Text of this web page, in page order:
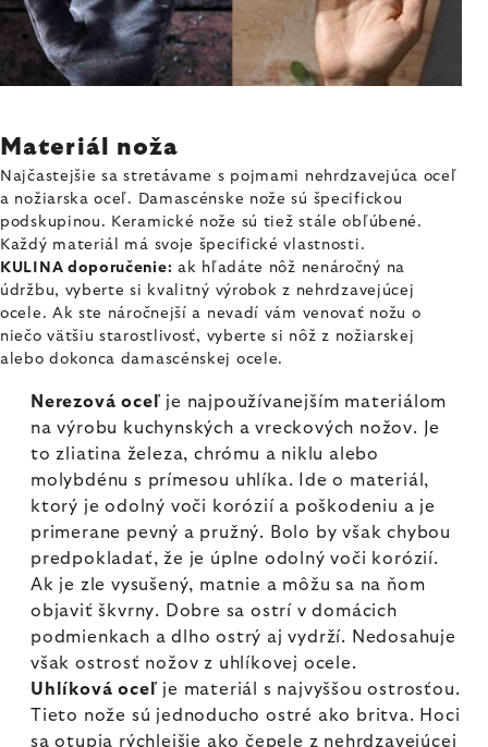
Materiál noža
Najčastejšie sa stretávame s pojmami nehrdzavejúca oceľ
a nožiarska oceľ. Damascénske nože sú špecifickou
podskupinou. Keramické nože sú tiež stále obľúbené.
Každý materiál má svoje špecifické vlastnosti.
KULINA doporučenie: ak hľadáte nôž nenáročný na
údržbu, vyberte si kvalitný výrobok z nehrdzavejúcej
ocele. Ak ste náročnejší a nevadí vám venovať nožu o
niečo vätšiu starostlivosť, vyberte si nôž z nožiarskej
alebo dokonca damascénskej ocele.
Nerezová oceľ je najpoužívanejším materiálom
na výrobu kuchynských a vreckových nožov. Je
to zliatina železa, chrómu a niklu alebo
molybdénu s prímesou uhlíka. Ide o materiál,
ktorý je odolný voči korózií a poškodeniu a je
primerane pevný a pružný. Bolo by však chybou
predpokladať, že je úplne odolný voči korózií.
Ak je zle vysušený, matnie a môžu sa na ňom
objaviť škvrny. Dobre sa ostrí v domácich
podmienkach a dlho ostrý aj vydrží. Nedosahuje
však ostrosť nožov z uhlíkovej ocele.
Uhlíková oceľ je materiál s najvyššou ostrosťou.
Tieto nože sú jednoducho ostré ako britva. Hoci
sa otupia rýchlejšie ako čepele z nehrdzavejúcej